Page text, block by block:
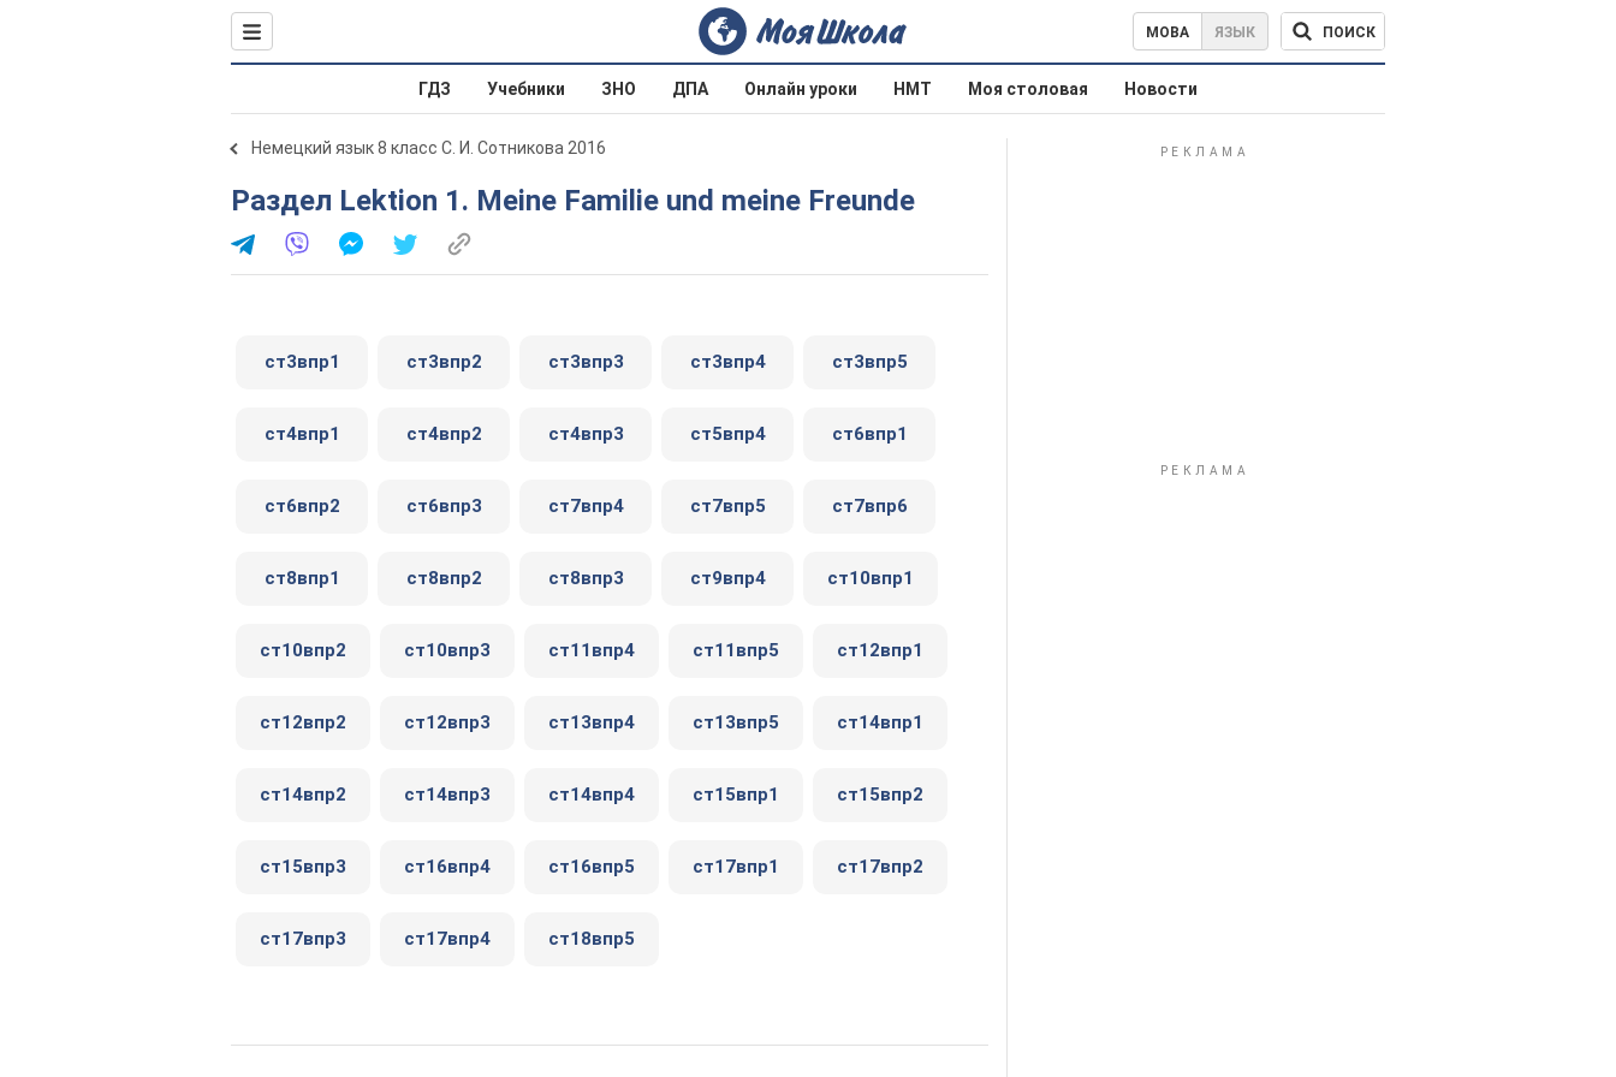
МОВА ЯЗЫК ПОИСК
ГДЗ Учебники ЗНО ДПА Онлайн уроки НМТ Моя столовая Новости
Немецкий язык 8 класс С. И. Сотникова 2016
Раздел Lektion 1. Meine Familie und meine Freunde
ст3впр1 ст3впр2 ст3впр3 ст3впр4 ст3впр5
ст4впр1 ст4впр2 ст4впр3 ст5впр4 ст6впр1
ст6впр2 ст6впр3 ст7впр4 ст7впр5 ст7впр6
ст8впр1 ст8впр2 ст8впр3 ст9впр4 ст10впр1
ст10впр2 ст10впр3 ст11впр4 ст11впр5 ст12впр1
ст12впр2 ст12впр3 ст13впр4 ст13впр5 ст14впр1
ст14впр2 ст14впр3 ст14впр4 ст15впр1 ст15впр2
ст15впр3 ст16впр4 ст16впр5 ст17впр1 ст17впр2
ст17впр3 ст17впр4 ст18впр5